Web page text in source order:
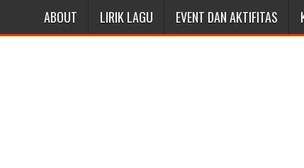
ABOUT LIRIK LAGU EVENT DAN AKTIFITAS